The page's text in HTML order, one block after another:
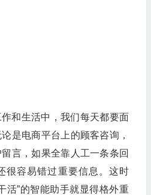
和生活中，我们每天都要面
是电商平台上的顾客咨询，
言，如果全靠人工一条条回
很容易错过重要信息。这时
活”的智能助手就显得格外重